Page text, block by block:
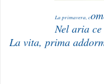
La primavera, c
Nel aria ce
La vita, prima